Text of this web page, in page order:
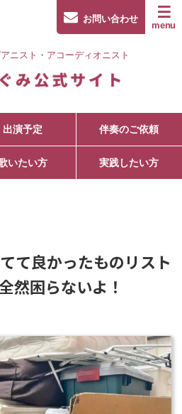
お問い合わせ
ニスト・アコーディオニスト
出演予定 伴奏のご依頼
いたい方 実践したい方
て良かったものリスト
然困らないよ！